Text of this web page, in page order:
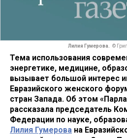
Лилия Гумерова. ©
Тема использования
энергетике, медицине,
вызывает большой интерес
Евразийского женского
стран Запада. Об этом
рассказала председатель
Федерации по науке,
Лилия Гумерова на